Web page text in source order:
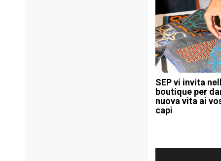
SEP vi invita
boutique per
nuova vita ai
capi
Navigazione